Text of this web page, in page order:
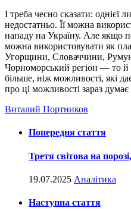
І треба чесно сказати: однієї
недостатньо. Її можна
нападу на Україну. Але якщо
можна використовувати як
Угорщини, Словаччини,
Чорноморський регіон — то й
більше, ніж можливості, які
про ці можливості зараз
Виталий Портников
Попередня стаття
Третя світова на
19.07.2025 Аналітика
Наступна стаття